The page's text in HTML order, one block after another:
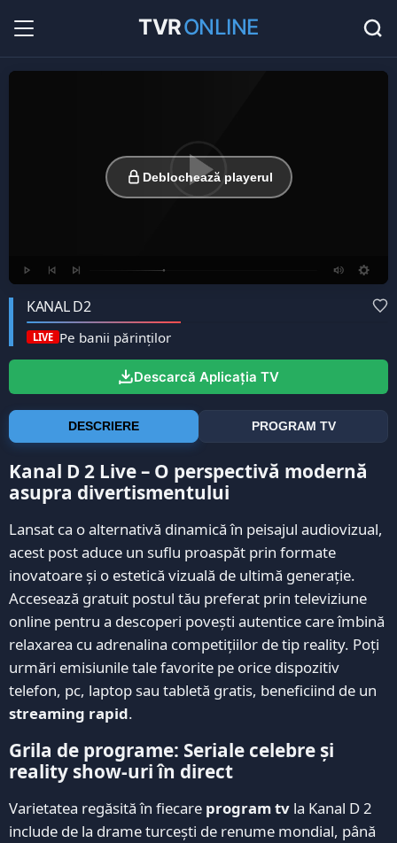
TVRONLINE 36
Deblochează playerul
KANAL D2
LIVE Pe banii părinţilor
Descarcă Aplicația TV
DESCRIERE PROGRAM TV
Kanal D 2 Live – O perspectivă modernă
asupra divertismentului
Lansat ca o alternativă dinamică în peisajul audiovizual,
acest post aduce un suflu proaspăt prin formate
inovatoare și o estetică vizuală de ultimă generație.
Accesează gratuit postul tău preferat prin televiziune
online pentru a descoperi povești autentice care îmbină
relaxarea cu adrenalina competițiilor de tip reality. Poți
urmări emisiunile tale favorite pe orice dispozitiv
telefon, pc, laptop sau tabletă gratis, beneficiind de un
streaming rapid.
Grila de programe: Seriale celebre și
reality show-uri în direct
Varietatea regăsită în fiecare program tv la Kanal D 2
include de la drame turcești de renume mondial, până